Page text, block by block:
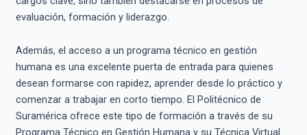
evaluación, formación y liderazgo.
Además, el acceso a un programa técnico en gestión
humana es una excelente puerta de entrada para quienes
desean formarse con rapidez, aprender desde lo práctico y
comenzar a trabajar en corto tiempo. El Politécnico de
Suramérica ofrece este tipo de formación a través de su